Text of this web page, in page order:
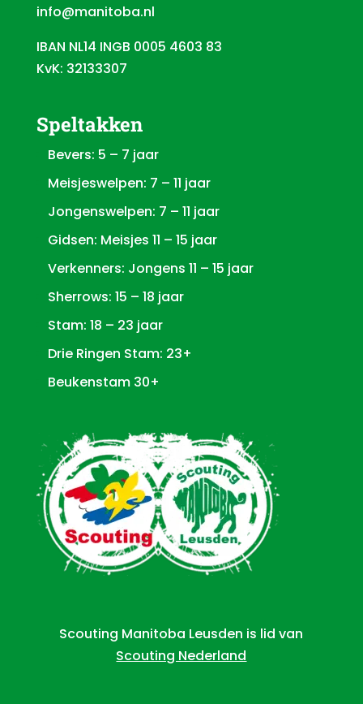
info@manitoba.nl
IBAN NL14 INGB 0005 4603 83
KvK: 32133307
Speltakken
Bevers: 5 – 7 jaar
Meisjeswelpen: 7 – 11 jaar
Jongenswelpen: 7 – 11 jaar
Gidsen: Meisjes 11 – 15 jaar
Verkenners: Jongens 11 – 15 jaar
Sherrows: 15 – 18 jaar
Stam: 18 – 23 jaar
Drie Ringen Stam: 23+
Beukenstam 30+
Scouting Manitoba Leusden is lid van
Scouting Nederland